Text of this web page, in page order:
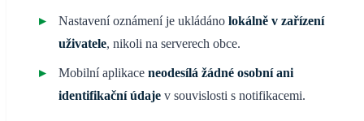
Nastavení oznámení je ukládáno lokálně v zařízení
uživatele, nikoli na serverech obce.
Mobilní aplikace neodesílá žádné osobní ani
identifikační údaje v souvislosti s notifikacemi.